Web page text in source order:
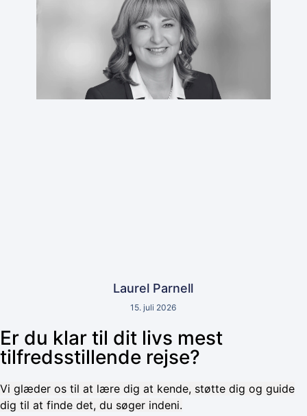
Laurel Parnell
15. juli 2026
Er du klar til dit livs mest
tilfredsstillende rejse?
Vi glæder os til at lære dig at kende, støtte dig og guide
dig til at finde det, du søger indeni.